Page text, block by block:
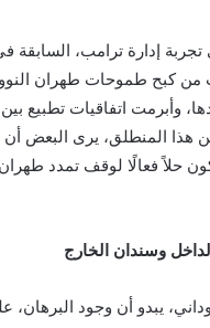
تجربة إدارة ترامب، السابقة
من كبح طموحات طهران
وأبرمت اتفاقيات تطبيع
هذا المنطلق، يرى البعض أن
حلاً فعالًا لوقف تمدد
وسندان الخارج
يبدو أن وجود